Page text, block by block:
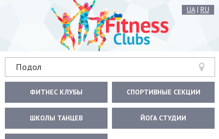
UA| RU
Подол
ФИТНЕС КЛУБЫ СПОРТИВНЫЕ СЕКЦИИ
ШКОЛЫ ТАНЦЕВ ЙОГА СТУДИИ